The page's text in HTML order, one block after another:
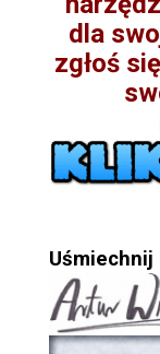
dla
zgłoś
Uśmiechnij